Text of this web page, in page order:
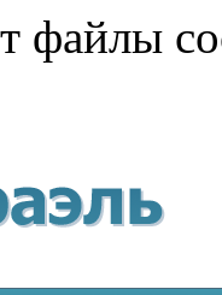
файлы